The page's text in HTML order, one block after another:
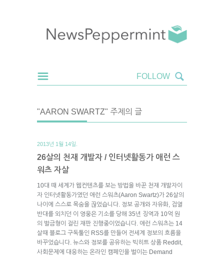
"AARON SWARTZ" 주제의 글
2013년 1월 14일.
26살의 천재 개발자 / 인터넷활동가 애런 스
워츠 자살
10대 때 세계가 웹컨텐츠를 보는 방법을 바꾼 천재 개발자이
자 인터넷활동가였던 애런 스워츠(Aaron Swartz)가 26살의
나이에 스스로 목숨을 끊었습니다. 정보 공개와 자유화, 검열
반대를 외치던 이 영웅은 기소를 당해 35년 징역과 10억 원
의 벌금형이 걸린 재판 진행중이었습니다. 애런 스워츠는 14
살때 블로그 구독툴인 RSS를 만들어 전세계 정보의 흐름을
바꾸었습니다. 뉴스와 정보를 공유하는 빅히트 상품 Reddit,
사회문제에 대응하는 온라인 캠페인을 벌이는 Demand